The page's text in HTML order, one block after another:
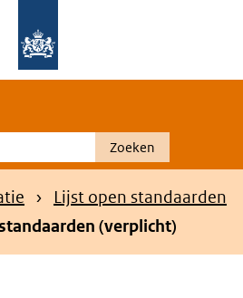
Zoeken
Lijst open standaarden
(verplicht)